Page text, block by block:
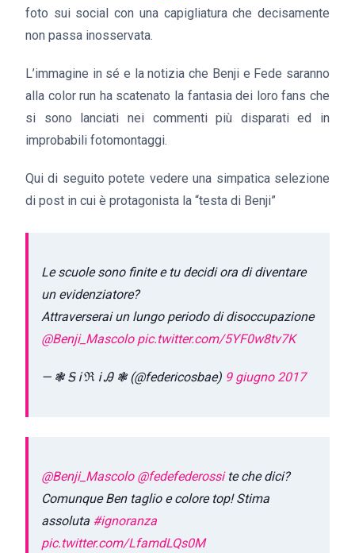
foto sui social con una capigliatura che decisamente
non passa inosservata.
L’immagine in sé e la notizia che Benji e Fede saranno
alla color run ha scatenato la fantasia dei loro fans che
si sono lanciati nei commenti più disparati ed in
improbabili fotomontaggi.
Qui di seguito potete vedere una simpatica selezione
di post in cui è protagonista la “testa di Benji”
Le scuole sono finite e tu decidi ora di diventare
un evidenziatore?
Attraverserai un lungo periodo di disoccupazione
@Benji_Mascolo pic.twitter.com/5YF0w8tv7K
— ❃ Ꭶ Ꭵ ℜ Ꭵ Ꭿ ❃ (@federicosbae) 9 giugno 2017
@Benji_Mascolo @fedefederossite che dici?
Comunque Ben taglio e colore top! Stima
assoluta #ignoranza
pic.twitter.com/LfamdLQs0M